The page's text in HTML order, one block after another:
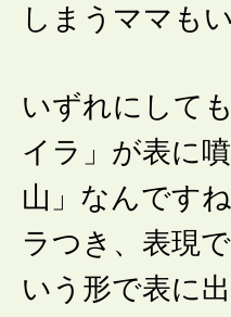
しまうママも
いずれにして
イラ」が表に
山」なんです
ラつき、表現
いう形で表に